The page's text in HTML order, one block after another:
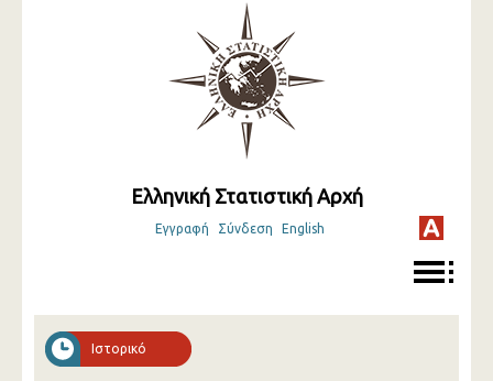
Ελληνική Στατιστική Αρχή
Εγγραφή Σύνδεση English
Ιστορικό